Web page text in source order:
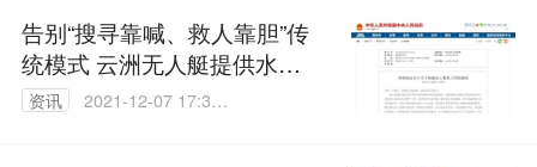
告别“搜寻靠喊、救人靠胆”传
统模式 云洲无人艇提供水上
搜救创新解决方案
资讯
2021-12-07 17:33: